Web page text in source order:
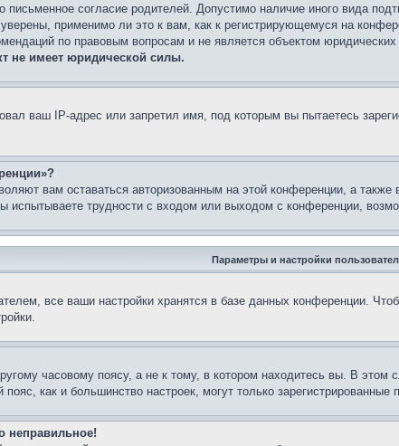
согласие родителей. Допустимо наличие иного вида
применимо ли это к вам, как к регистрирующемуся на
по правовым вопросам и не является объектом
не имеет юридической силы.
ваш IP-адрес или запретил имя, под которым вы пытаетесь
вам оставаться авторизованным на этой конференции, а
испытываете трудности с входом или выходом с конференции,
Параметры и настройки
все ваши настройки хранятся в базе данных конференции.
часовому поясу, а не к тому, в котором находитесь вы. В этом
как и большинство настроек, могут только
неправильное!